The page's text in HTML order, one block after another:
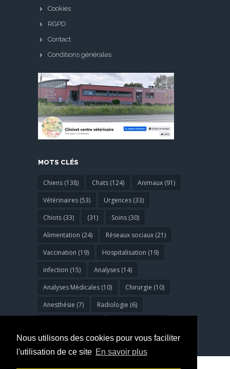
Nous utilisons des cookies pour vous faciliter
l'utilisation de ce site En savoir plus
Cookies
RGPD
Contact
Conditions générales
MOTS CLÉS
Chiens (138) Chats (124)
Animaux (91)
Vétérinaires (53)
Urgences (33)
Chiots (33)
(31)
Soins (30)
Alimentation (24)
Réseaux sociaux (21)
Vaccination (19)
Hospitalisation (19)
infection (15)
Analyses (14)
Analyses Médicales (10)
Chirurgie (10)
Anesthésie (7)
Radiologie (6)